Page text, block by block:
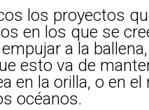
los proyectos
en los que se
a la
esto va de
en la orilla, o en el
océanos.